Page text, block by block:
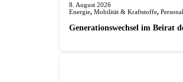
8. August 2026
Energie, Mobilität & Kraftstoffe, Personal
Generationswechsel im Beirat